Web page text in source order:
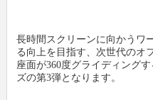
長時間スクリーンに向かうワ
る向上を目指す、次世代のオ
座面が360度グライディング
ズの第3弾となります。